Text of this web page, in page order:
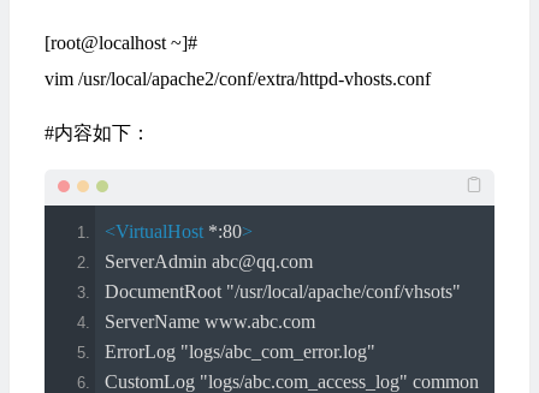
[root@localhost ~]#
vim /usr/local/apache2/conf/extra/httpd-vhosts.conf
#内容如下：
<VirtualHost *:80>
ServerAdmin abc@qq.com
DocumentRoot "/usr/local/apache/conf/vhsots"
ServerName www.abc.com
ErrorLog "logs/abc_com_error.log"
CustomLog "logs/abc.com_access_log" common